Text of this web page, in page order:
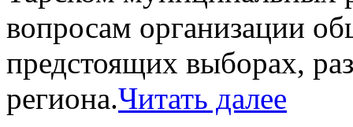
вопросам организации
предстоящих выборах,
региона.Читать далее